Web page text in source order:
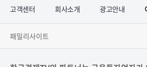
고객센터 회사소개 광고안내
패밀리사이트